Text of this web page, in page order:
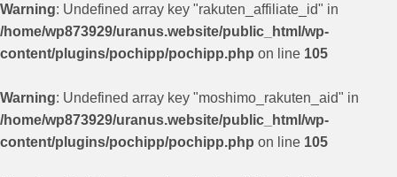
Warning: Undefined array key "rakuten_affiliate_id" in
/home/wp873929/uranus.website/public_html/wp-
content/plugins/pochipp/pochipp.php on line 105
Warning: Undefined array key "moshimo_rakuten_aid" in
/home/wp873929/uranus.website/public_html/wp-
content/plugins/pochipp/pochipp.php on line 105